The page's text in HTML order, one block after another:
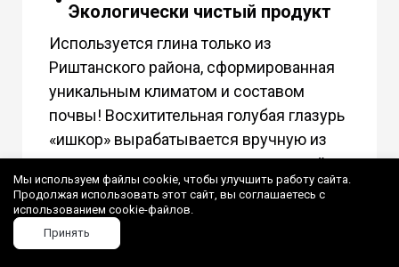
Экологически чистый продукт
Используется глина только из
Риштанского района, сформированная
уникальным климатом и составом
почвы! Восхитительная голубая глазурь
«ишкор» вырабатывается вручную из
природных минеральных красителей и
золы горных растений!!
Ручная работа
Привлекательные восточные узоры,
Мы используем файлы cookie, чтобы улучшить работу сайта.
Продолжая использовать этот сайт, вы соглашаетесь с
использованием cookie-файлов.
Принять